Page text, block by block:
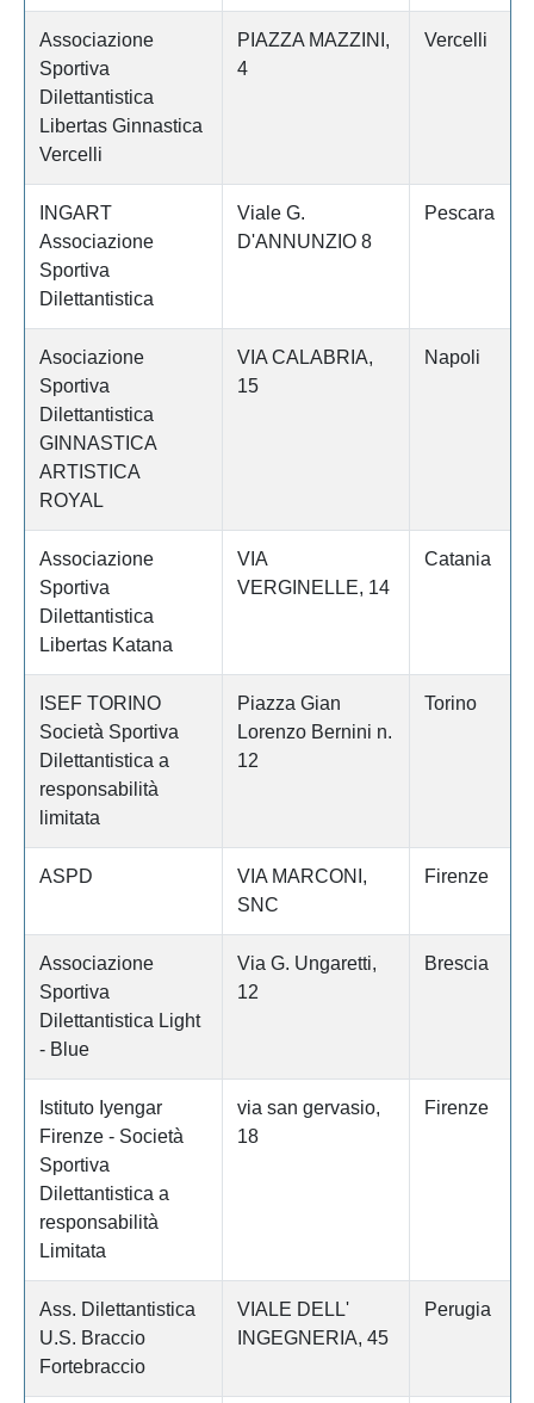
Associazione
Sportiva
Dilettantistica
Libertas Ginnastica
Vercelli
PIAZZA MAZZINI,
4
Vercelli
INGART
Associazione
Sportiva
Dilettantistica
Viale G.
D'ANNUNZIO 8
Pescara
Asociazione
Sportiva
Dilettantistica
GINNASTICA
ARTISTICA
ROYAL
VIA CALABRIA,
15
Napoli
Associazione
Sportiva
Dilettantistica
Libertas Katana
VIA
VERGINELLE, 14
Catania
ISEF TORINO
Società Sportiva
Dilettantistica a
responsabilità
limitata
Piazza Gian
Lorenzo Bernini n.
12
Torino
ASPD
VIA MARCONI,
SNC
Firenze
Associazione
Sportiva
Dilettantistica Light
- Blue
Via G. Ungaretti,
12
Brescia
Istituto Iyengar
Firenze - Società
Sportiva
Dilettantistica a
responsabilità
Limitata
via san gervasio,
18
Firenze
Ass. Dilettantistica
U.S. Braccio
Fortebraccio
VIALE DELL'
INGEGNERIA, 45
Perugia